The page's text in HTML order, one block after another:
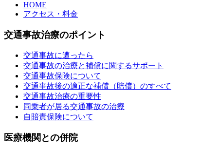
HOME
アクセス・料金
交通事故治療のポイント
交通事故に遭ったら
交通事故の治療と補償に関するサポート
交通事故保険について
交通事故後の適正な補償（賠償）のすべて
交通事故治療の重要性
同乗者が居る交通事故の治療
自賠責保険について
医療機関との併院